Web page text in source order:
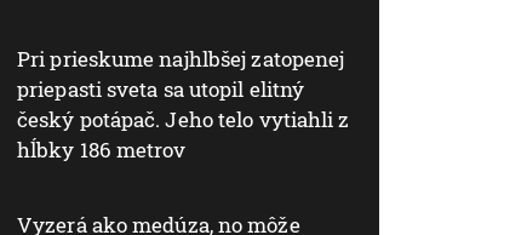
Pri prieskume najhlbšej zatopenej
priepasti sveta sa utopil elitný
český potápač. Jeho telo vytiahli z
hĺbky 186 metrov
Vyzerá ako medúza, no môže